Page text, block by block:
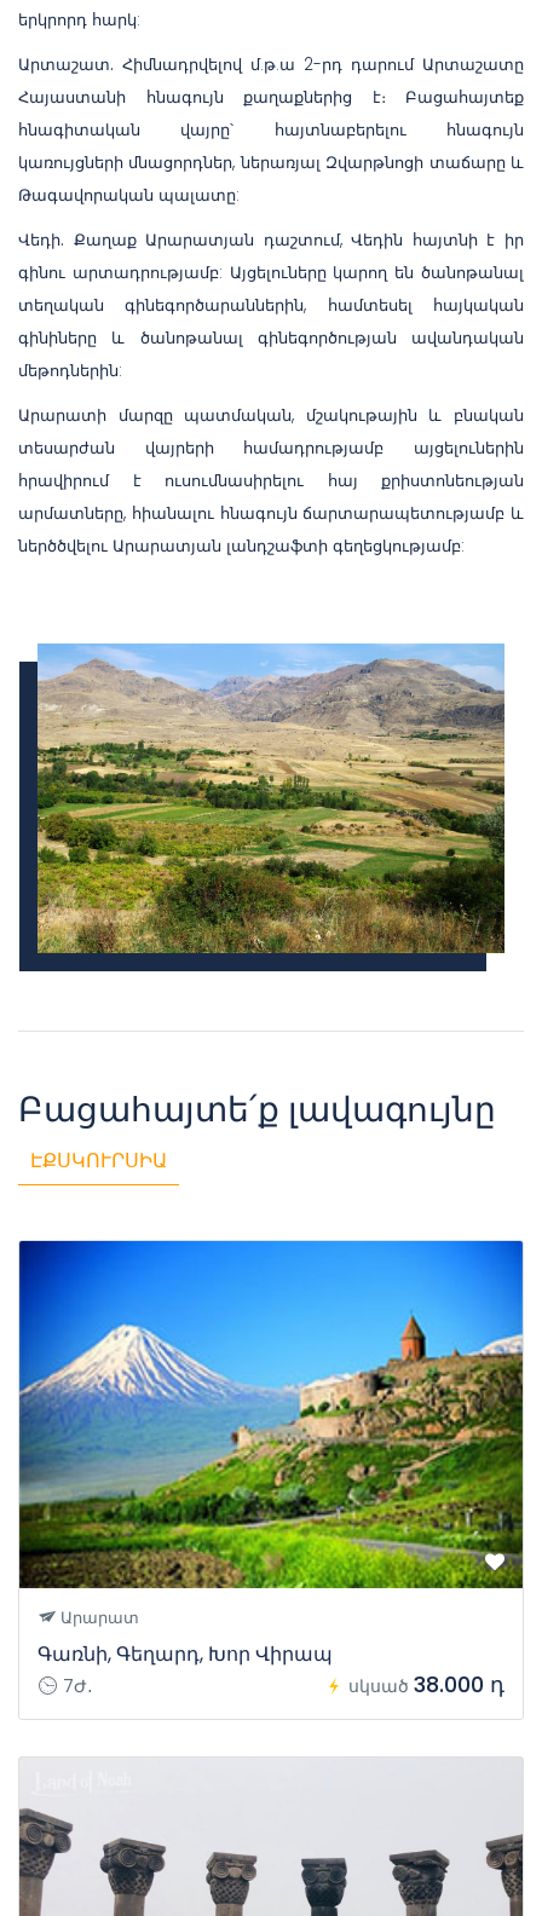
երկրորդ հարկ:
Արտաշատ. Հիմնադրվելով մ.թ.ա 2-րդ դարում Արտաշատը
Հայաստանի հնագույն քաղաքներից է։ Բացահայտեք
հնագիտական վայրը՝ հայտնաբերելու հնագույն
կառույցների մնացորդներ, ներառյալ Զվարթնոցի տաճարը և
Թագավորական պալատը:
Վեդի. Քաղաք Արարատյան դաշտում, Վեդին հայտնի է իր
գինու արտադրությամբ: Այցելուները կարող են ծանոթանալ
տեղական գինեգործարաններին, համտեսել հայկական
գինիները և ծանոթանալ գինեգործության ավանդական
մեթոդներին:
Արարատի մարզը պատմական, մշակութային և բնական
տեսարժան վայրերի համադրությամբ այցելուներին
հրավիրում է ուսումնասիրելու հայ քրիստոնեության
արմատները, հիանալու հնագույն ճարտարապետությամբ և
ներծծվելու Արարատյան լանդշաֆտի գեղեցկությամբ:
Բացահայտե՛ք լավագույնը
ԷՔՍԿՈՒՐՍԻԱ
Արարատ
Գառնի, Գեղարդ, Խոր Վիրապ
7Ժ․ սկսած 38.000 դ